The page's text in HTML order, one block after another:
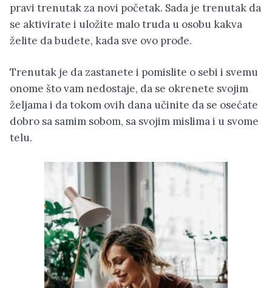
pravi trenutak za novi početak. Sada je trenutak da
se aktivirate i uložite malo truda u osobu kakva
želite da budete, kada sve ovo prođe.
Trenutak je da zastanete i pomislite o sebi i svemu
onome što vam nedostaje, da se okrenete svojim
željama i da tokom ovih dana učinite da se osećate
dobro sa samim sobom, sa svojim mislima i u svome
telu.